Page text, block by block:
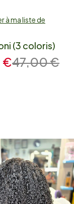
cart
à ma liste de
(3 coloris)
47,00€
€